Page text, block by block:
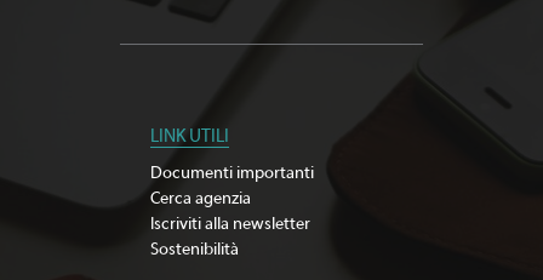
LINK UTILI
Documenti importanti
Cerca agenzia
Iscriviti alla newsletter
Sostenibilità